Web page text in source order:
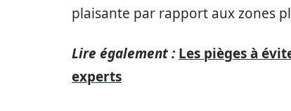
plaisante par rapport aux zones
Lire également : Les pièges à
experts